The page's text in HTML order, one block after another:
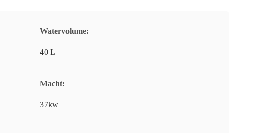
Watervolume:
40 L
Macht:
37kw